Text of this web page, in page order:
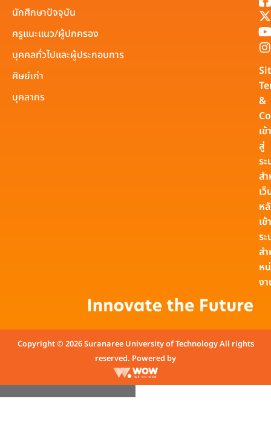
นักศึกษาปัจจุบัน
ครูแนะแนว/ผู้ปกครอง
บุคคลทั่วไปและผู้ประกอบการ
ศิษย์เก่า
บุคลากร
&
เข้า
สู่
ร
ส
เ
ห
เข้
ร
ส
ห
ง
Copyright © 2026 Suranaree University of Technology All rights
reserved. Powered by